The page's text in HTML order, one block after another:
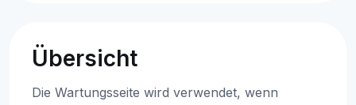
Übersicht
Die Wartungsseite wird verwendet, wenn